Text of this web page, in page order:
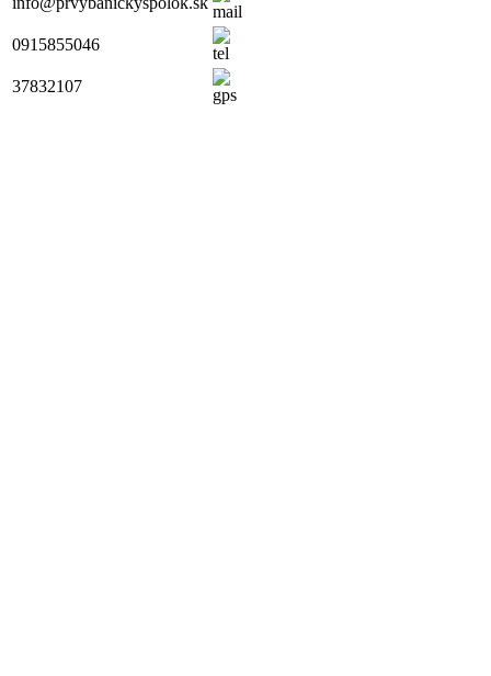
0915855046
37832107